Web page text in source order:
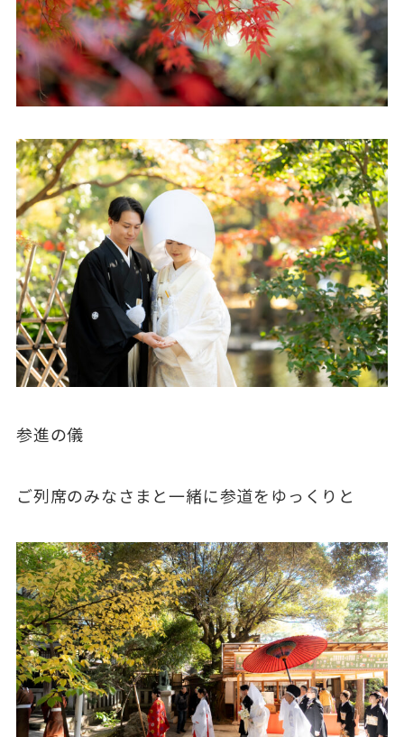
参進の儀
ご列席のみなさまと一緒に参道をゆっくりと